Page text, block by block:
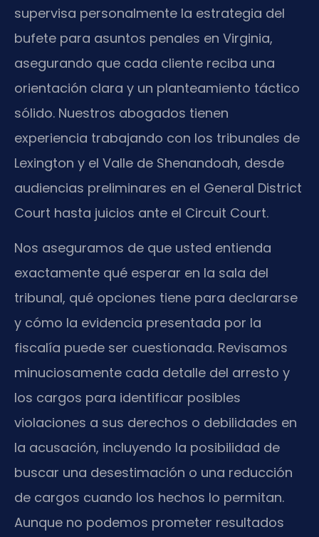
supervisa personalmente la estrategia del
bufete para asuntos penales en Virginia,
asegurando que cada cliente reciba una
orientación clara y un planteamiento táctico
sólido. Nuestros abogados tienen
experiencia trabajando con los tribunales de
Lexington y el Valle de Shenandoah, desde
audiencias preliminares en el General District
Court hasta juicios ante el Circuit Court.
Nos aseguramos de que usted entienda
exactamente qué esperar en la sala del
tribunal, qué opciones tiene para declararse
y cómo la evidencia presentada por la
fiscalía puede ser cuestionada. Revisamos
minuciosamente cada detalle del arresto y
los cargos para identificar posibles
violaciones a sus derechos o debilidades en
la acusación, incluyendo la posibilidad de
buscar una desestimación o una reducción
de cargos cuando los hechos lo permitan.
Aunque no podemos prometer resultados